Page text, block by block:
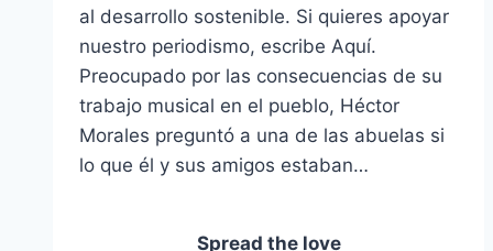
al desarrollo sostenible. Si quieres apoyar
nuestro periodismo, escribe Aquí.
Preocupado por las consecuencias de su
trabajo musical en el pueblo, Héctor
Morales preguntó a una de las abuelas si
lo que él y sus amigos estaban…
Spread the love